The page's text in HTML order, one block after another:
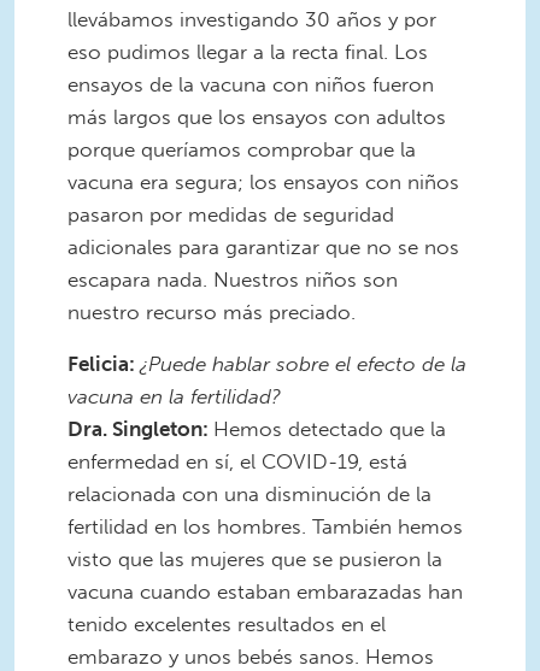
llevábamos investigando 30 años y por
eso pudimos llegar a la recta final. Los
ensayos de la vacuna con niños fueron
más largos que los ensayos con adultos
porque queríamos comprobar que la
vacuna era segura; los ensayos con niños
pasaron por medidas de seguridad
adicionales para garantizar que no se nos
escapara nada. Nuestros niños son
nuestro recurso más preciado.
Felicia: ¿Puede hablar sobre el efecto de la
vacuna en la fertilidad?
Dra. Singleton: Hemos detectado que la
enfermedad en sí, el COVID-19, está
relacionada con una disminución de la
fertilidad en los hombres. También hemos
visto que las mujeres que se pusieron la
vacuna cuando estaban embarazadas han
tenido excelentes resultados en el
embarazo y unos bebés sanos. Hemos